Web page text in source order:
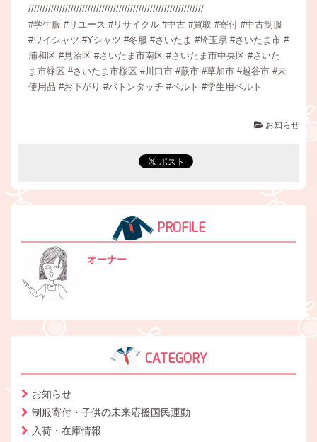
//////////////////////////////////////////////////////////////
#学生服 #リユース #リサイクル #中古 #買取 #寄付 #中古制服
#ワイシャツ #Yシャツ #冬服 #さいたま #埼玉県 #さいたま市 #
浦和区 #見沼区 #さいたま市南区 #さいたま市中央区 #さいた
ま市緑区 #さいたま市桜区 #川口市 #蕨市 #草加市 #越谷市 #未
使用品 #お下がり #バトンタッチ #ベルト #学生用ベルト
お知らせ
PROFILE
オーナー
CATEGORY
お知らせ
制服寄付・子供の未来応援国民運動
入荷・在庫情報